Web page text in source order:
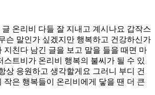
온리비 다들 잘 지내고 계시나요 갑작스
슨 말인가 싶겠지만 행복하고 건강하신가
지친다 남긴 글을 보고 말을 들을 때면 마
스트비가 온리비 행복의 불씨가 될 수 있
상 응원하고 생각할게요 그러니 부디 건
작은 행복들이 온리비에게 닿을 땐 더 큰